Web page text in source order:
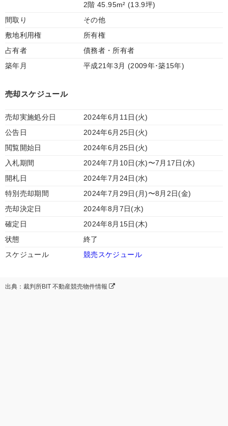
2階 45.95m² (13.9坪)
間取り
その他
敷地利用権
所有権
占有者
債務者・所有者
築年月
平成21年3月 (2009年･築15年)
売却スケジュール
売却実施処分日
2024年6月11日(火)
公告日
2024年6月25日(火)
閲覧開始日
2024年6月25日(火)
入札期間
2024年7月10日(水)〜7月17日(水)
開札日
2024年7月24日(水)
特別売却期間
2024年7月29日(月)〜8月2日(金)
売却決定日
2024年8月7日(水)
確定日
2024年8月15日(木)
状態
終了
スケジュール
競売スケジュール
出典：裁判所BIT 不動産競売物件情報